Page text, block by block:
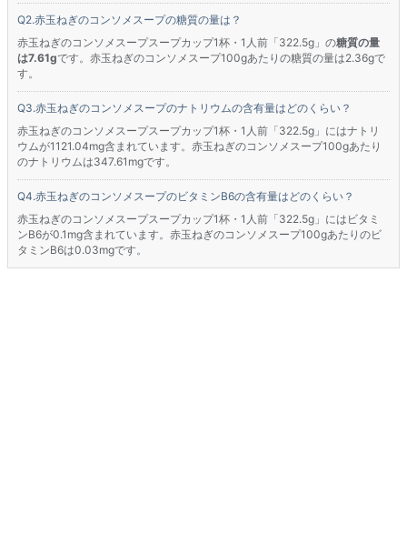
赤玉ねぎのコンソメスープの糖質の量は？
赤玉ねぎのコンソメスープスープカップ1杯・1人前「322.5g」の糖質の量
は7.61gです。赤玉ねぎのコンソメスープ100gあたりの糖質の量は2.36gで
す。
赤玉ねぎのコンソメスープのナトリウムの含有量はどのくらい？
赤玉ねぎのコンソメスープスープカップ1杯・1人前「322.5g」にはナトリ
ウムが1121.04mg含まれています。赤玉ねぎのコンソメスープ100gあたり
のナトリウムは347.61mgです。
赤玉ねぎのコンソメスープのビタミンB6の含有量はどのくらい？
赤玉ねぎのコンソメスープスープカップ1杯・1人前「322.5g」にはビタミ
ンB6が0.1mg含まれています。赤玉ねぎのコンソメスープ100gあたりのビ
タミンB6は0.03mgです。